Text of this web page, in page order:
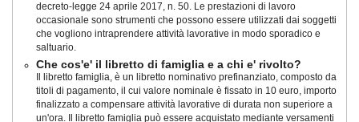
decreto-legge 24 aprile 2017, n. 50. Le prestazioni di lavoro
occasionale sono strumenti che possono essere utilizzati dai soggetti
che vogliono intraprendere attività lavorative in modo sporadico e
saltuario.
Che cos'e' il libretto di famiglia e a chi e' rivolto?
Il libretto famiglia, è un libretto nominativo prefinanziato, composto da
titoli di pagamento, il cui valore nominale è fissato in 10 euro, importo
finalizzato a compensare attività lavorative di durata non superiore a
un'ora. Il libretto famiglia può essere acquistato mediante versamenti